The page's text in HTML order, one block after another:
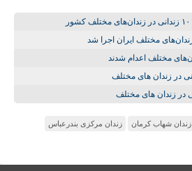
زندان شهاب کرمان زندان مرکزی بندرعباس